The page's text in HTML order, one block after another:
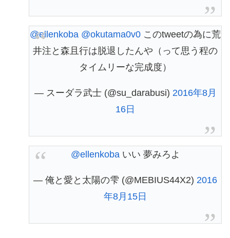
@ellenkoba @okutama0v0 このtweetの為に荒
井注と森且行は脱退したんや（って思う程の
タイムリーな完成度）
— スーダラ武士 (@su_darabusi) 2016年8月
16日
@ellenkobaいい 夢みろよ
— 俺と愛と太陽の雫 (@MEBIUS44X2) 2016
年8月15日